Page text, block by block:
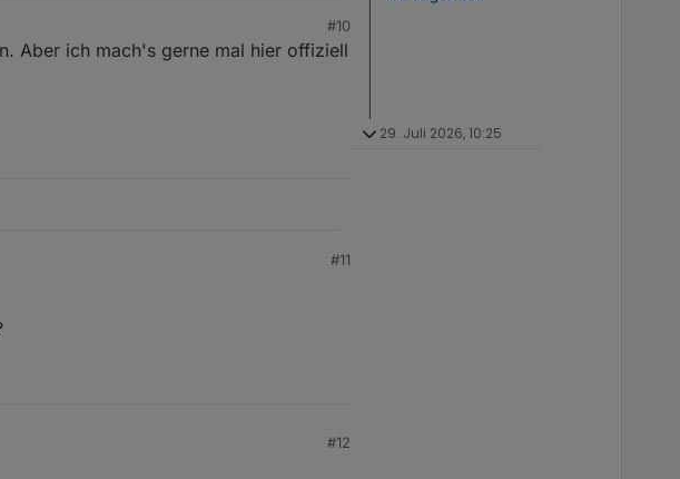
#10
Aber ich mach's gerne mal hier offiziell
#11
#12
29. Juli 2026, 10:25